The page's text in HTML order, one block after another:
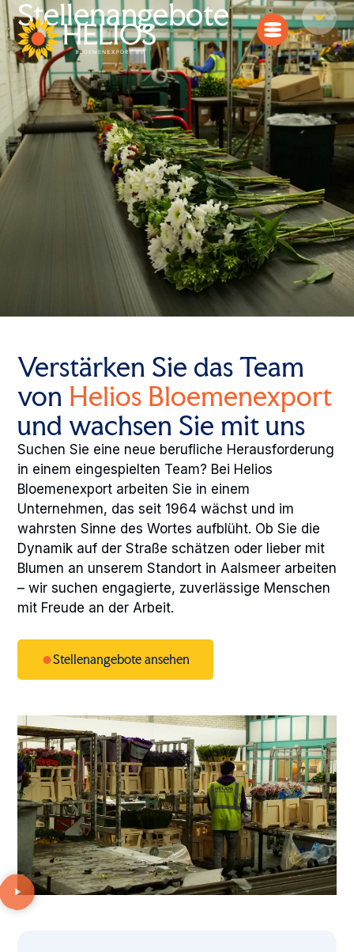
Stellenangebote
Verstärken Sie das Team
von Helios Bloemenexport
und wachsen Sie mit uns
Suchen Sie eine neue berufliche Herausforderung
in einem eingespielten Team? Bei Helios
Bloemenexport arbeiten Sie in einem
Unternehmen, das seit 1964 wächst und im
wahrsten Sinne des Wortes aufblüht. Ob Sie die
Dynamik auf der Straße schätzen oder lieber mit
Blumen an unserem Standort in Aalsmeer arbeiten
– wir suchen engagierte, zuverlässige Menschen
mit Freude an der Arbeit.
Stellenangebote ansehen